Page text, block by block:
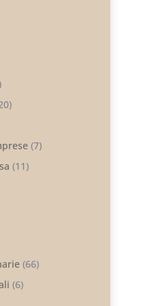
(7)
(11)
(66)
(6)